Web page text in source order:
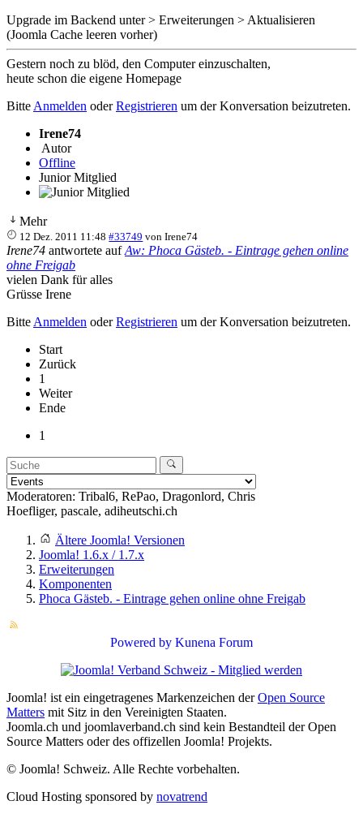
Upgrade im Backend unter > Erweiterungen > Aktualisieren
(Joomla Cache leeren vorher)
Gestern noch zu blöd, den Computer einzuschalten,
heute schon die eigene Homepage
Bitte Anmelden oderRegistrieren um der Konversation beizutreten.
Irene74
Autor
Offline
Junior Mitglied
Mehr
12 Dez. 2011 11:48 #33749 vonIrene74
Irene74 antwortete aufAw: Phoca Gästeb. - Eintrage gehen online
ohne Freigab
vielen Dank für alles
Grüsse Irene
Bitte Anmelden oderRegistrieren um der Konversation beizutreten.
Start
Zurück
1
Weiter
Ende
1
Moderatoren: Tribal6, RePao, Dragonlord, Chris
Hoefliger, pascale, adiheutschi.ch
Ältere Joomla! Versionen
Joomla! 1.6.x / 1.7.x
Erweiterungen
Komponenten
Phoca Gästeb. - Eintrage gehen online ohne Freigab
Powered by Kunena Forum
Joomla! ist ein eingetragenes Markenzeichen derOpen Source
Matters mit Sitz in den Vereinigten Staaten.
Joomla.ch und joomlaverband.ch sind kein Bestandteil der Open
Source Matters oder des offizellen Joomla! Projekts.
© Joomla! Schweiz. Alle Rechte vorbehalten.
Cloud Hosting sponsored by novatrend